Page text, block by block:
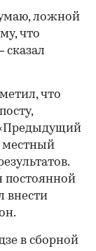
ложной
что
сказал
что
«Предыдущий
местный
постоянной
внести
в сборной